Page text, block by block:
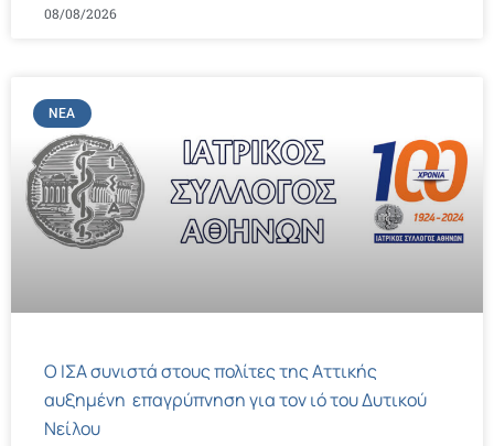
08/08/2026
ΝΈΑ
Ο ΙΣΑ συνιστά στους πολίτες της Αττικής
αυξημένη επαγρύπνηση για τον ιό του Δυτικού
Νείλου